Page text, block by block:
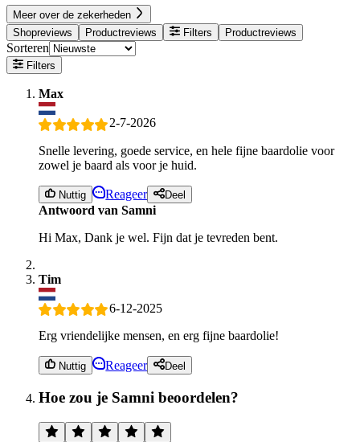
Meer over de zekerheden
Shopreviews
Productreviews Filters Productreviews
Sorteren
Filters
Max
2-7-2026
Snelle levering, goede service, en hele fijne baardolie voor
zowel je baard als voor je huid.
Nuttig Reageer Deel
Antwoord van Samni
Hi Max, Dank je wel. Fijn dat je tevreden bent.
Tim
6-12-2025
Erg vriendelijke mensen, en erg fijne baardolie!
Nuttig Reageer Deel
Hoe zou je Samni beoordelen?